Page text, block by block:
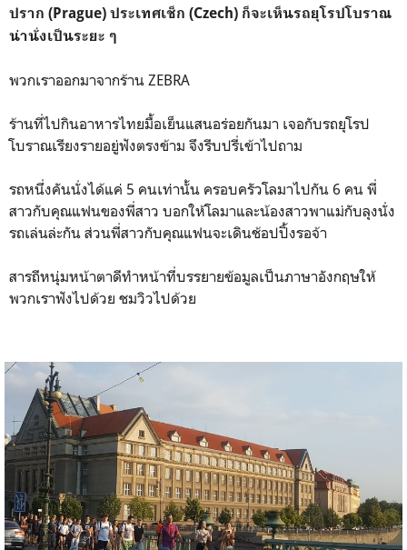
ปราก (Prague) ประเทศเช็ก (Czech) ก็จะเห็นรถยุโรปโบราณ
น่านั่งเป็นระยะ ๆ
พวกเราออกมาจากร้าน ZEBRA
ร้านที่ไปกินอาหารไทยมื้อเย็นแสนอร่อยกันมา เจอกับรถยุโรป
โบราณเรียงรายอยู่ฟังตรงข้าม จึงรีบปรี่เข้าไปถาม
รถหนึ่งคันนั่งได้แค่ 5 คนเท่านั้น ครอบครัวโลมาไปกัน 6 คน พี่
สาวกับคุณแฟนของพี่สาว บอกให้โลมาและน้องสาวพาแม่กับลุงนั่ง
รถเล่นล่ะกัน ส่วนพี่สาวกับคุณแฟนจะเดินช้อปปิ้งรอจ้า
สารถีหนุ่มหน้าตาดีทำหน้าที่บรรยายข้อมูลเป็นภาษาอังกฤษให้
พวกเราฟังไปด้วย ชมวิวไปด้วย